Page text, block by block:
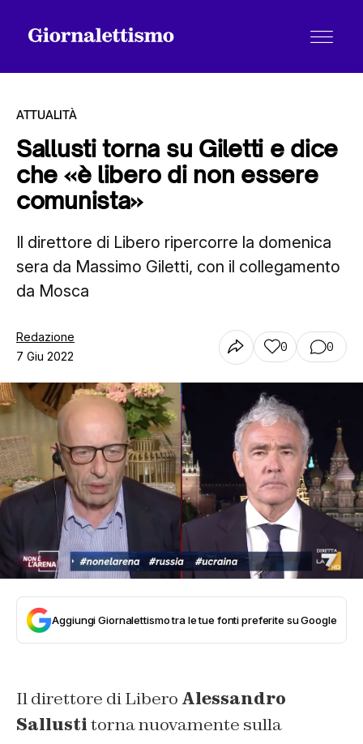
Tutti gli articoli
Chi siamo
ATTUALITÀ
Sallusti torna su Giletti e dice
che «è libero di non essere
comunista»
Il direttore di Libero ripercorre la domenica
sera da Massimo Giletti, con il collegamento
da Mosca
Redazione
7 Giu 2022
0 0
Aggiungi Giornalettismo tra le tue fonti preferite su Google
Il direttore di Libero Alessandro
Sallustitorna nuovamente sulla